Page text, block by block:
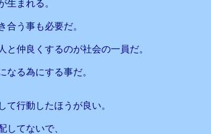
生まれる。
合う事も必要だ。
仲良くするのが社会の一員だ。
なる為にする事だ。
て行動したほうが良い。
してないで、